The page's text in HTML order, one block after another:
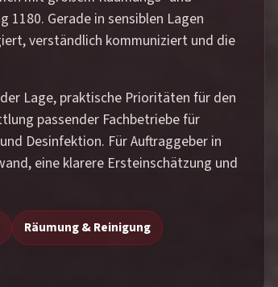
1180. Gerade in sensiblen Lagen
verständlich kommuniziert und die
Lage, praktische Prioritäten für den
passender Fachbetriebe für
Desinfektion. Für Auftraggeber in
eine klarere Ersteinschätzung und
Räumung & Reinigung